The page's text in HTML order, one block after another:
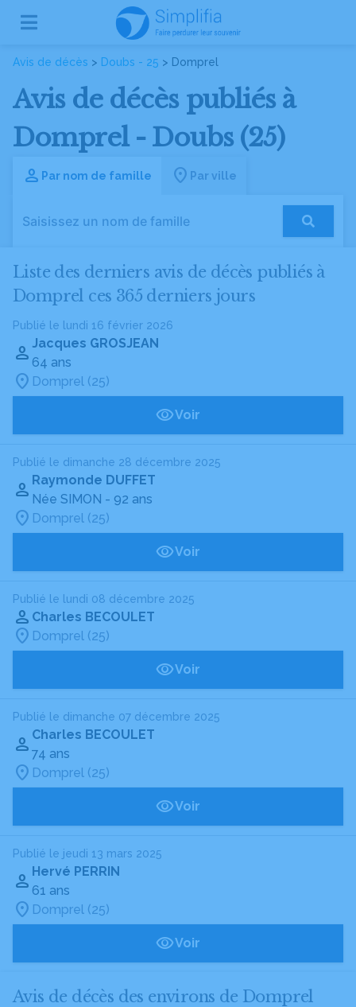
Avis de décès > Doubs - 25 > Domprel
Avis de décès publiés à
Domprel - Doubs (25)
Par nom de famille Par ville
Liste des derniers avis de décès publiés à
Domprel ces 365 derniers jours
Publié le lundi 16 février 2026
Jacques GROSJEAN
64 ans
Domprel (25)
Voir
Publié le dimanche 28 décembre 2025
Raymonde DUFFET
Née SIMON - 92 ans
Domprel (25)
Voir
Publié le lundi 08 décembre 2025
Charles BECOULET
Domprel (25)
Voir
Publié le dimanche 07 décembre 2025
Charles BECOULET
74 ans
Domprel (25)
Voir
Publié le jeudi 13 mars 2025
Hervé PERRIN
61 ans
Domprel (25)
Voir
Avis de décès des environs de Domprel